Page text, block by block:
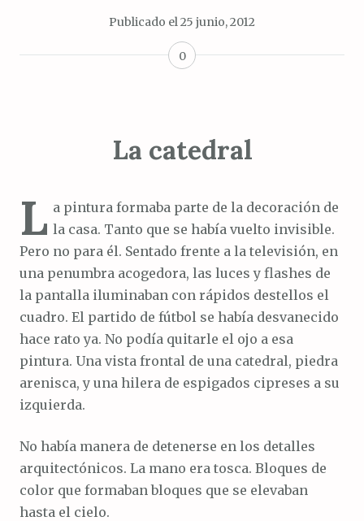
Publicado el25 junio, 2012
0
La catedral
L a pintura formaba parte de la decoración de
la casa. Tanto que se había vuelto invisible.
Pero no para él. Sentado frente a la televisión, en
una penumbra acogedora, las luces y flashes de
la pantalla iluminaban con rápidos destellos el
cuadro. El partido de fútbol se había desvanecido
hace rato ya. No podía quitarle el ojo a esa
pintura. Una vista frontal de una catedral, piedra
arenisca, y una hilera de espigados cipreses a su
izquierda.
No había manera de detenerse en los detalles
arquitectónicos. La mano era tosca. Bloques de
color que formaban bloques que se elevaban
hasta el cielo.